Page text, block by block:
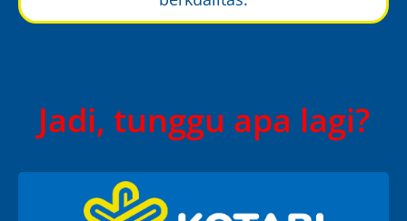
Jadi, tunggu apa lagi?